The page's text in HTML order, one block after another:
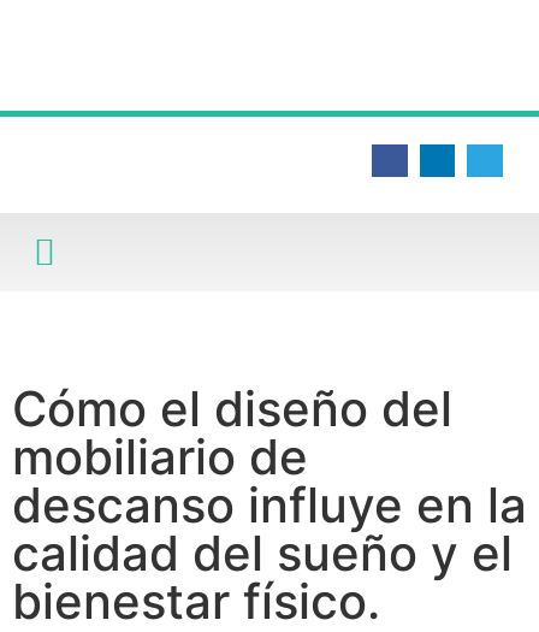
Cómo el diseño del
mobiliario de
descanso influye en la
calidad del sueño y el
bienestar físico.